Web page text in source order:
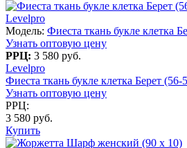
Levelpro
Модель: Фиеста ткань букле клетка
Узнать оптовую цену
РРЦ: 3 580 руб.
Levelpro
Фиеста ткань букле клетка Берет (56-
Узнать оптовую цену
РРЦ:
3 580 руб.
Купить